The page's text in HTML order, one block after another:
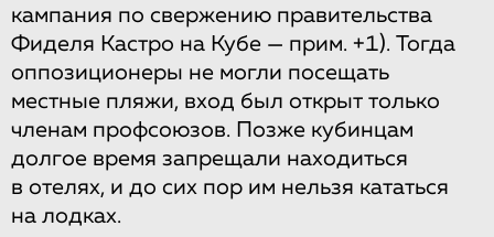
кампания по свержению правительства
Фиделя Кастро на Кубе — прим. +1). Тогда
оппозиционеры не могли посещать
местные пляжи, вход был открыт только
членам профсоюзов. Позже кубинцам
долгое время запрещали находиться
в отелях, и до сих пор им нельзя кататься
на лодках.